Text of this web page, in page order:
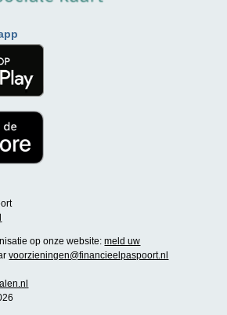
op onze website:meld uw
voorzieningen@financieelpaspoort.nl